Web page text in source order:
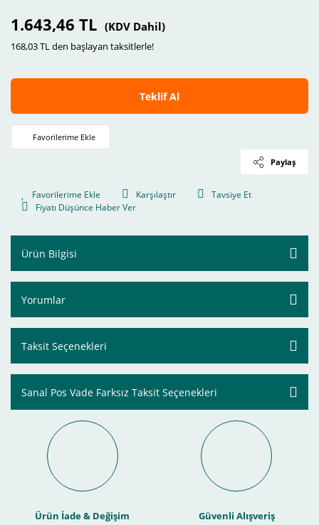
1.643,46 TL (KDV Dahil)
168,03 TL den başlayan taksitlerle!
Teklif Al
Paylaş
Karşılaştır
Tavsiye Et
Fiyatı Düşünce Haber Ver
Ürün Bilgisi
Yorumlar
Taksit Seçenekleri
Sanal Pos Vade Farksız Taksit Seçenekleri
Ürün İade & Değişim Güvenli Alışveriş